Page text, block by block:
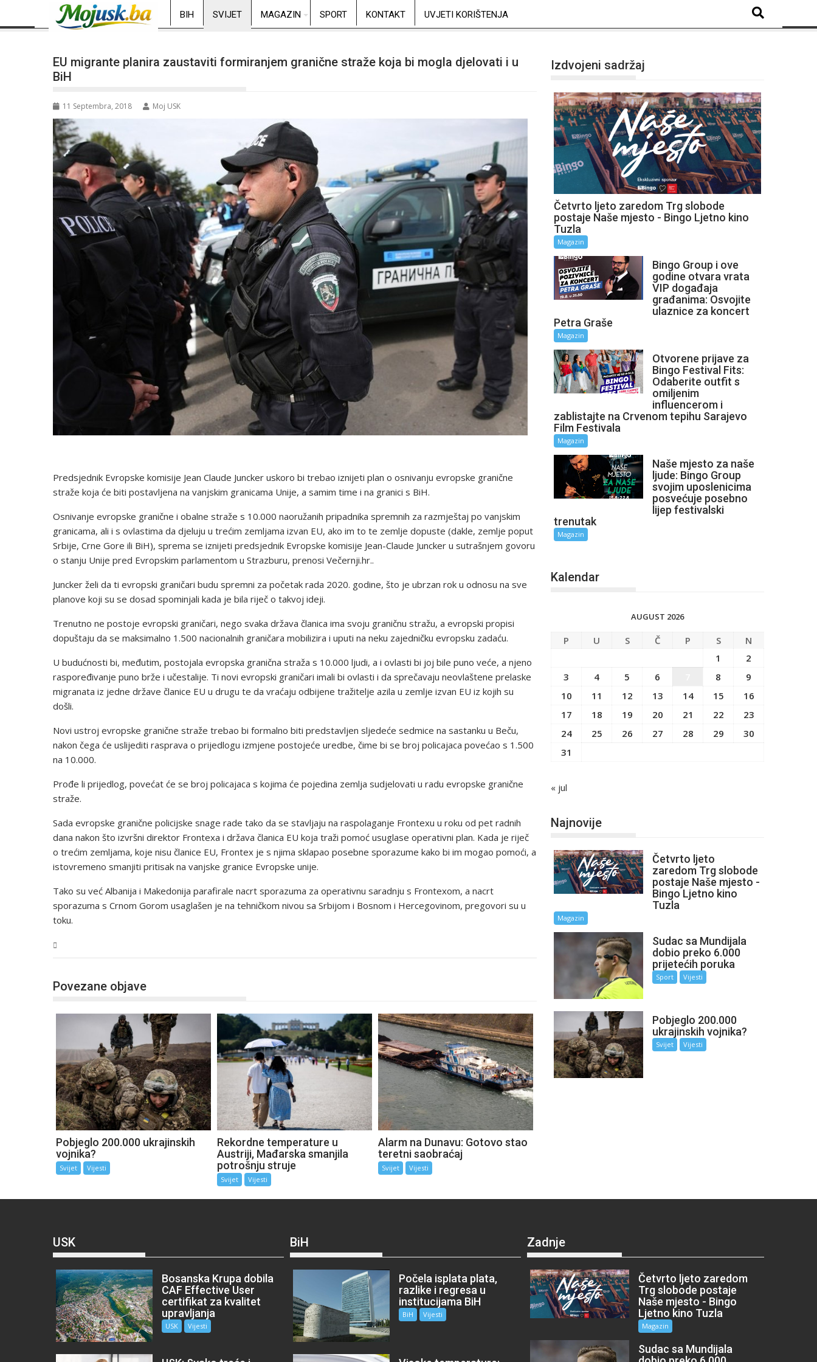
BIH SVIJET MAGAZIN SPORT KONTAKT UVJETI KORIŠTENJA
EU migrante planira zaustaviti formiranjem granične straže koja bi mogla djelovati i u
BiH
11 Septembra, 2018 Moj USK
Predsjednik Evropske komisije Jean Claude Juncker uskoro bi trebao iznijeti plan o osnivanju evropske granične
straže koja će biti postavljena na vanjskim granicama Unije, a samim time i na granici s BiH.
Osnivanje evropske granične i obalne straže s 10.000 naoružanih pripadnika spremnih za razmještaj po vanjskim
granicama, ali i s ovlastima da djeluju u trećim zemljama izvan EU, ako im to te zemlje dopuste (dakle, zemlje poput
Srbije, Crne Gore ili BiH), sprema se iznijeti predsjednik Evropske komisije Jean-Claude Juncker u sutrašnjem govoru
o stanju Unije pred Evropskim parlamentom u Strazburu, prenosi Večernji.hr..
Juncker želi da ti evropski graničari budu spremni za početak rada 2020. godine, što je ubrzan rok u odnosu na sve
planove koji su se dosad spominjali kada je bila riječ o takvoj ideji.
Trenutno ne postoje evropski graničari, nego svaka država članica ima svoju graničnu stražu, a evropski propisi
dopuštaju da se maksimalno 1.500 nacionalnih graničara mobilizira i uputi na neku zajedničku evropsku zadaću.
U budućnosti bi, međutim, postojala evropska granična straža s 10.000 ljudi, a i ovlasti bi joj bile puno veće, a njeno
raspoređivanje puno brže i učestalije. Ti novi evropski graničari imali bi ovlasti i da sprečavaju neovlaštene prelaske
migranata iz jedne države članice EU u drugu te da vraćaju odbijene tražitelje azila u zemlje izvan EU iz kojih su
došli.
Novi ustroj evropske granične straže trebao bi formalno biti predstavljen sljedeće sedmice na sastanku u Beču,
nakon čega će uslijediti rasprava o prijedlogu izmjene postojeće uredbe, čime bi se broj policajaca povećao s 1.500
na 10.000.
Prođe li prijedlog, povećat će se broj policajaca s kojima će pojedina zemlja sudjelovati u radu evropske granične
straže.
Sada evropske granične policijske snage rade tako da se stavljaju na raspolaganje Frontexu u roku od pet radnih
dana nakon što izvršni direktor Frontexa i država članica EU koja traži pomoć usuglase operativni plan. Kada je riječ
o trećim zemljama, koje nisu članice EU, Frontex je s njima sklapao posebne sporazume kako bi im mogao pomoći, a
istovremeno smanjiti pritisak na vanjske granice Evropske unije.
Tako su već Albanija i Makedonija parafirale nacrt sporazuma za operativnu saradnju s Frontexom, a nacrt
sporazuma s Crnom Gorom usaglašen je na tehničkom nivou sa Srbijom i Bosnom i Hercegovinom, pregovori su u
toku.
Povezane objave
Pobjeglo 200.000 ukrajinskih
vojnika?
Svijet Vijesti
Rekordne temperature u
Austriji, Mađarska smanjila
potrošnju struje
Svijet Vijesti
Alarm na Dunavu: Gotovo stao
teretni saobraćaj
Svijet Vijesti
Izdvojeni sadržaj
Četvrto ljeto zaredom Trg slobode
postaje Naše mjesto - Bingo Ljetno kino
Tuzla
Magazin
Bingo Group i ove
godine otvara vrata
VIP događaja
građanima: Osvojite
ulaznice za koncert
Petra Graše
Magazin
Otvorene prijave za
Bingo Festival Fits:
Odaberite outfit s
omiljenim
influencerom i
zablistajte na Crvenom tepihu Sarajevo
Film Festivala
Magazin
Naše mjesto za naše
ljude: Bingo Group
svojim uposlenicima
posvećuje posebno
lijep festivalski
trenutak
Magazin
Kalendar
AUGUST 2026
P U S Č P S
N
1
2
3
4 5 6 8
9
10
11 12 13 14 15
16
17
18 19 20 21 22
23
24
25 26 27 28 29
30
31
« jul
Najnovije
Četvrto ljeto
zaredom Trg slobode
postaje Naše mjesto -
Bingo Ljetno kino
Tuzla
Magazin
Sudac sa Mundijala
dobio preko 6.000
prijetećih poruka
Sport Vijesti
Pobjeglo 200.000
ukrajinskih vojnika?
Svijet Vijesti
USK
Bosanska Krupa dobila
CAF Effective User
certifikat za kvalitet
upravljanja
USK Vijesti
BiH
Počela isplata plata,
razlike i regresa u
institucijama BiH
BiH Vijesti
Zadnje
Četvrto ljeto zaredom
Trg slobode postaje
Naše mjesto - Bingo
Ljetno kino Tuzla
Magazin
Sudac sa Mundijala